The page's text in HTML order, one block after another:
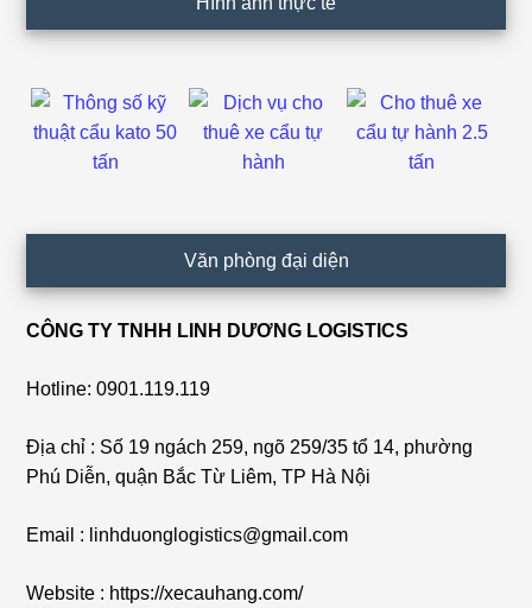
Văn phòng đại diện
CÔNG TY TNHH LINH DƯƠNG LOGISTICS
Hotline: 0901.119.119
Địa chỉ : Số 19 ngách 259, ngõ 259/35 tổ 14, phường
Phú Diễn, quận Bắc Từ Liêm, TP Hà Nội
Email : linhduonglogistics@gmail.com
Website : https://xecauhang.com/